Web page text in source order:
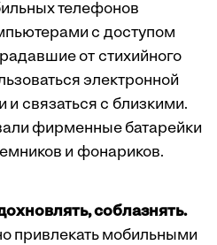
телефонов
с доступом
от стихийного
электронной
и связаться с близкими.
фирменные батарейки
и фонариков.
соблазнять.
привлекать мобильными